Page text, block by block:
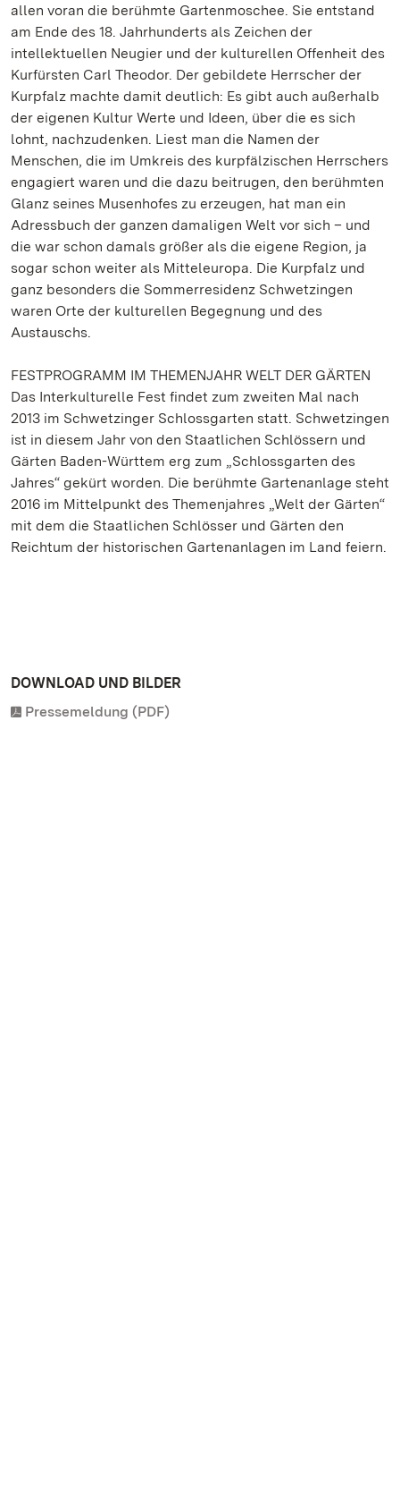
allen voran die berühmte Gartenmoschee. Sie entstand
am Ende des 18. Jahrhunderts als Zeichen der
intellektuellen Neugier und der kulturellen Offenheit des
Kurfürsten Carl Theodor. Der gebildete Herrscher der
Kurpfalz machte damit deutlich: Es gibt auch außerhalb
der eigenen Kultur Werte und Ideen, über die es sich
lohnt, nachzudenken. Liest man die Namen der
Menschen, die im Umkreis des kurpfälzischen Herrschers
engagiert waren und die dazu beitrugen, den berühmten
Glanz seines Musenhofes zu erzeugen, hat man ein
Adressbuch der ganzen damaligen Welt vor sich – und
die war schon damals größer als die eigene Region, ja
sogar schon weiter als Mitteleuropa. Die Kurpfalz und
ganz besonders die Sommerresidenz Schwetzingen
waren Orte der kulturellen Begegnung und des
Austauschs.
FESTPROGRAMM IM THEMENJAHR WELT DER GÄRTEN
Das Interkulturelle Fest findet zum zweiten Mal nach
2013 im Schwetzinger Schlossgarten statt. Schwetzingen
ist in diesem Jahr von den Staatlichen Schlössern und
Gärten Baden-Württem erg zum „Schlossgarten des
Jahres“ gekürt worden. Die berühmte Gartenanlage steht
2016 im Mittelpunkt des Themenjahres „Welt der Gärten“
mit dem die Staatlichen Schlösser und Gärten den
Reichtum der historischen Gartenanlagen im Land feiern.
DOWNLOAD UND BILDER
Pressemeldung (PDF)